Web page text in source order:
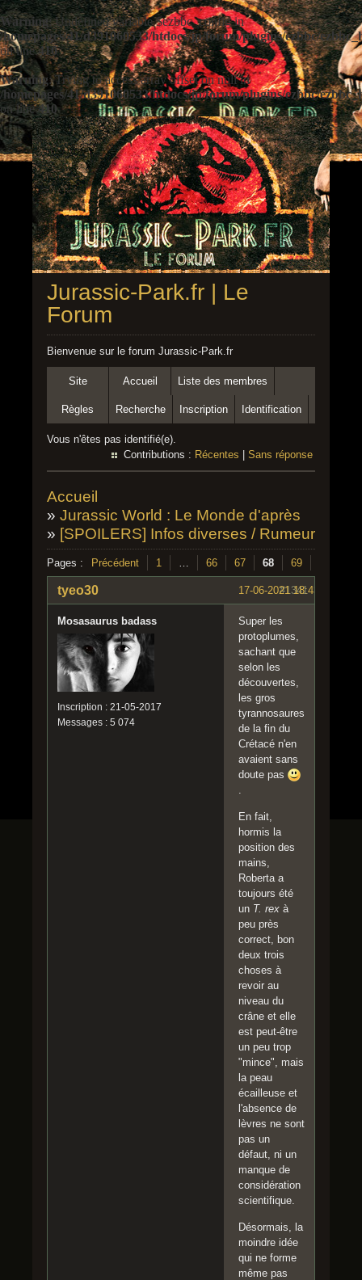
Warning: Undefined variable $ezbbc_config in
/homepages/41/d391060533/htdocs/jp/forum/plugins/ezbbc/
on line410
Warning: Trying to access array offset on null in
/homepages/41/d391060533/htdocs/jp/forum/plugins/ezbbc/
on line410
Jurassic-Park.fr | Le
Forum
Bienvenue sur le forum Jurassic-Park.fr
Site Accueil Liste des membres
Règles Recherche Inscription Identification
Vous n'êtes pas identifié(e).
Contributions : Récentes Sans réponse
Accueil
» Jurassic World : Le Monde d'après
» [SPOILERS] Infos diverses / Rumeurs sur
Pages : Précédent 1 … 66 67 68 69
#1341
17-06-2021 18:43:25
tyeo30
Mosasaurus badass
Inscription : 21-05-2017
Messages : 5 074
Super les
protoplumes,
sachant que
selon les
découvertes,
les gros
tyrannosaures
de la fin du
Crétacé n'en
avaient sans
doute pas
En fait,
hormis la
position des
mains,
Roberta a
toujours été
un T. rex à
peu près
correct, bon
deux trois
choses à
revoir au
niveau du
crâne et elle
est peut-être
un peu trop
"mince", mais
la peau
écailleuse et
l'absence de
lèvres ne sont
pas un
défaut, ni un
manque de
considération
scientifique.
Désormais, la
moindre idée
qui ne forme
même pas